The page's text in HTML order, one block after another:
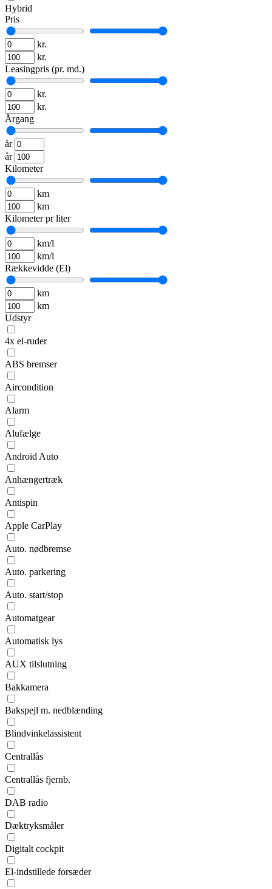
Hybrid
Pris
kr.
kr.
Leasingpris (pr. md.)
kr.
kr.
Årgang
år
år
Kilometer
km
km
Kilometer pr liter
km/l
km/l
Rækkevidde (El)
km
km
Udstyr
4x el-ruder
ABS bremser
Aircondition
Alarm
Alufælge
Android Auto
Anhængertræk
Antispin
Apple CarPlay
Auto. nødbremse
Auto. parkering
Auto. start/stop
Automatgear
Automatisk lys
AUX tilslutning
Bakkamera
Bakspejl m. nedblænding
Blindvinkelassistent
Centrallås
Centrallås fjernb.
DAB radio
Dæktryksmåler
Digitalt cockpit
El-indstillede forsæder